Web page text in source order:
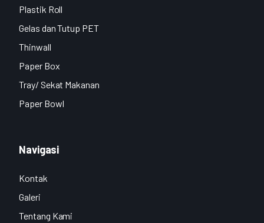
Plastik Roll
Gelas dan Tutup PET
Thinwall
Paper Box
Tray/ Sekat Makanan
Paper Bowl
Navigasi
Kontak
Galeri
Tentang Kami